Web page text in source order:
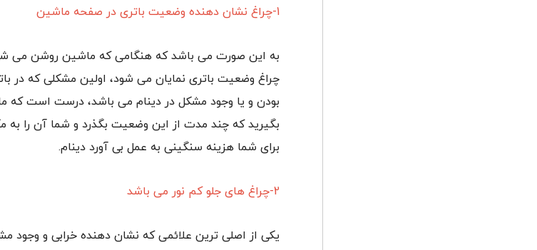
1-چراغ نشان دهنده وضعیت باتری در صفحه ماشین
به این صورت می باشد که هنگامی که ماشین روشن می
چراغ وضعیت باتری نمایان می شود، اولین مشکلی که در
بودن و یا وجود مشکل در دینام می باشد، درست است که
بگیرید که چند مدت از این وضعیت بگذرد و شما آن را به
برای شما هزینه سنگینی به عمل بی آورد دینام.
2-چراغ های جلو کم نور می باشد
یکی از اصلی ترین علائمی که نشان دهنده خرابی و وجود